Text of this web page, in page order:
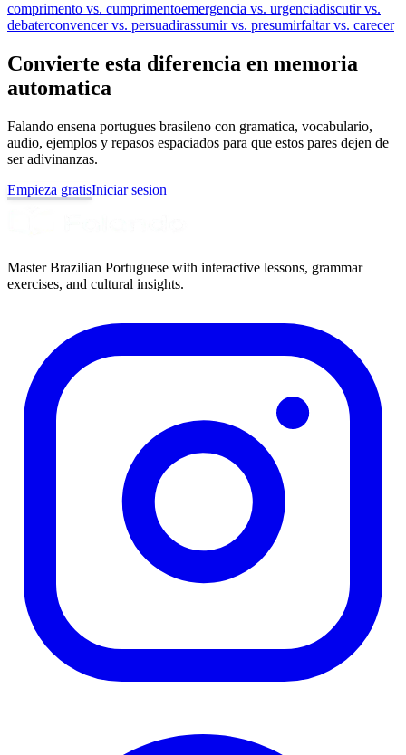
comprimento vs. cumprimentoemergencia vs. urgenciadiscutir vs.
debaterconvencer vs. persuadirassumir vs. presumirfaltar vs. carecer
Convierte esta diferencia en memoria
automatica
Falando ensena portugues brasileno con gramatica, vocabulario,
audio, ejemplos y repasos espaciados para que estos pares dejen de
ser adivinanzas.
Empieza gratisIniciar sesion
Master Brazilian Portuguese with interactive lessons, grammar
exercises, and cultural insights.